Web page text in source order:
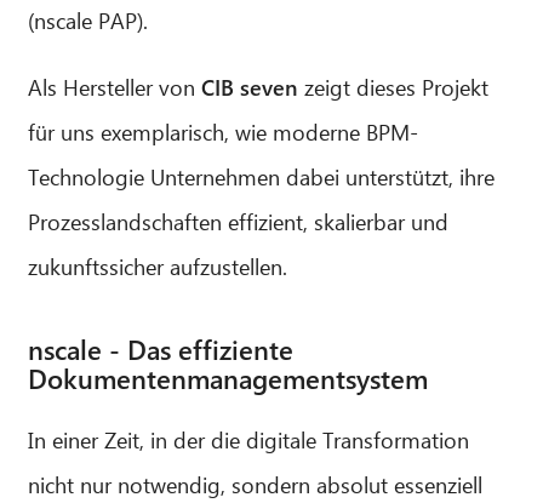
(nscale PAP).
Als Hersteller vonCIB seven zeigt dieses Projekt
für uns exemplarisch, wie moderne BPM-
Technologie Unternehmen dabei unterstützt, ihre
Prozesslandschaften effizient, skalierbar und
zukunftssicher aufzustellen.
nscale - Das effiziente
Dokumentenmanagementsystem
In einer Zeit, in der die digitale Transformation
nicht nur notwendig, sondern absolut essenziell